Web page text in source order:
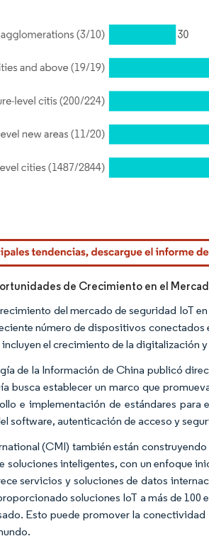
según CC BY 4.0.
de Crecimiento en el
del mercado de seguridad IoT
número de dispositivos conectados
el crecimiento de la digitalización
de la Información de China publicó
busca establecer un marco que
e implementación de estándares
software, autenticación de acceso y
(CMI) también están
inteligentes, con un enfoque
servicios y soluciones de datos
soluciones IoT a más de 100
Esto puede promover la